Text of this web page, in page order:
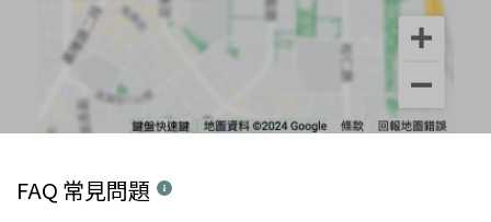
FAQ 常見問題